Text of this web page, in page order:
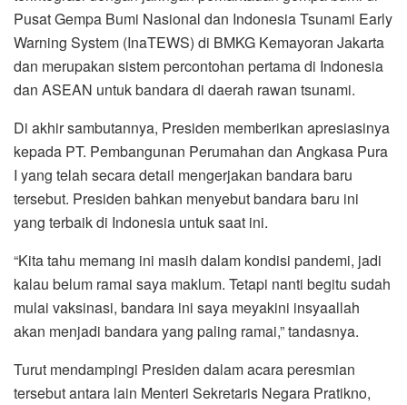
Pusat Gempa Bumi Nasional dan Indonesia Tsunami Early
Warning System (InaTEWS) di BMKG Kemayoran Jakarta
dan merupakan sistem percontohan pertama di Indonesia
dan ASEAN untuk bandara di daerah rawan tsunami.
Di akhir sambutannya, Presiden memberikan apresiasinya
kepada PT. Pembangunan Perumahan dan Angkasa Pura
I yang telah secara detail mengerjakan bandara baru
tersebut. Presiden bahkan menyebut bandara baru ini
yang terbaik di Indonesia untuk saat ini.
“Kita tahu memang ini masih dalam kondisi pandemi, jadi
kalau belum ramai saya maklum. Tetapi nanti begitu sudah
mulai vaksinasi, bandara ini saya meyakini insyaallah
akan menjadi bandara yang paling ramai,” tandasnya.
Turut mendampingi Presiden dalam acara peresmian
tersebut antara lain Menteri Sekretaris Negara Pratikno,